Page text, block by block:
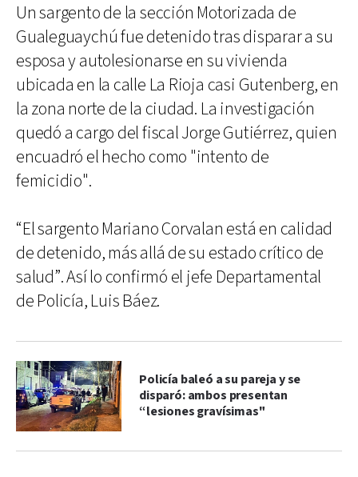
Un sargento de la sección Motorizada de
Gualeguaychú fue detenido tras disparar a su
esposa y autolesionarse en su vivienda
ubicada en la calle La Rioja casi Gutenberg, en
la zona norte de la ciudad. La investigación
quedó a cargo del fiscal Jorge Gutiérrez, quien
encuadró el hecho como "intento de
femicidio".
“El sargento Mariano Corvalan está en calidad
de detenido, más allá de su estado crítico de
salud”. Así lo confirmó el jefe Departamental
de Policía, Luis Báez.
Policía baleó a su pareja y se
disparó: ambos presentan
“lesiones gravísimas"